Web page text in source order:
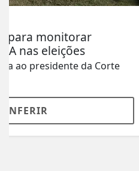
Capotamento na
Defesa Civil e
São Jorge D'Oeste.
A reportagem
informações assim que